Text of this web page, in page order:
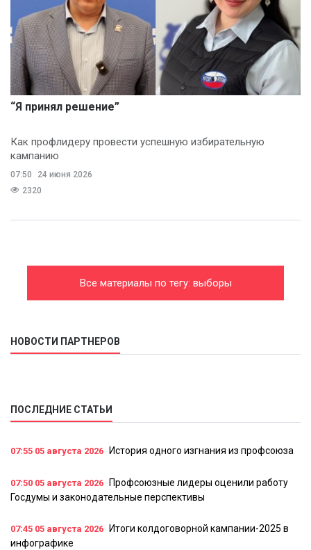
“Я принял решение”
Как профлидеру провести успешную избирательную
кампанию
07:50
24 июня 2026
2320
Все материалы по тегу: выборы
НОВОСТИ ПАРТНЕРОВ
ПОСЛЕДНИЕ СТАТЬИ
07:55 05 августа 2026 История одного изгнания из профсоюза
07:50 05 августа 2026
Профсоюзные лидеры оценили работу
Госдумы и законодательные перспективы
07:45 05 августа 2026
Итоги колдоговорной кампании-2025 в
инфографике